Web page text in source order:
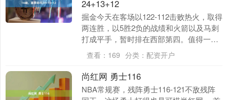
24+13+12
掘金今天在客场以122-112击败热火，取得
两连胜，以5胜2负的战绩和火箭以及马刺
打成平手，暂时排在西部第四。值得一提
的是，掘金常规赛对热火已经取得11连
胜，上....
查看： 169 分类： 配资开户
尚红网 勇士116
NBA常规赛，残阵勇士116-121不敌残阵